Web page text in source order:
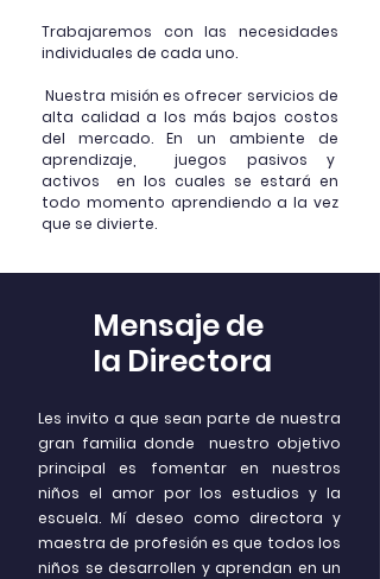
Trabajaremos con las necesidades
individuales de cada uno.
Nuestra misión es ofrecer servicios de
alta calidad a los más bajos costos
del mercado. En un ambiente de
aprendizaje, juegos pasivos y
activos en los cuales se estará en
todo momento aprendiendo a la vez
que se divierte.
Mensaje de
la Directora
Les invito a que sean parte de nuestra
gran familia donde nuestro objetivo
principal es fomentar en nuestros
niños el amor por los estudios y la
escuela. Mí deseo como directora y
maestra de profesión es que todos los
niños se desarrollen y aprendan en un